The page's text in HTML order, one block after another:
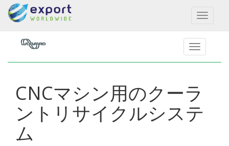
Toggle
CNCマシン用のクーラ
ントリサイクルシステ
ム